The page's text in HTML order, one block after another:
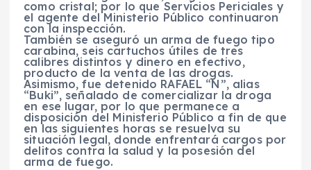
como cristal; por lo que Servicios Periciales y
el agente del Ministerio Público continuaron
con la inspección.
También se aseguró un arma de fuego tipo
carabina, seis cartuchos útiles de tres
calibres distintos y dinero en efectivo,
producto de la venta de las drogas.
Asimismo, fue detenido RAFAEL “N”, alias
“Buki”, señalado de comercializar la droga
en ese lugar, por lo que permanece a
disposición del Ministerio Público a fin de que
en las siguientes horas se resuelva su
situación legal, donde enfrentará cargos por
delitos contra la salud y la posesión del
arma de fuego.